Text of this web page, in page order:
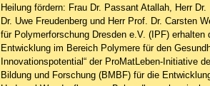
Heilung fördern: Frau Dr. Passant Atallah, Herr
Dr. Uwe Freudenberg und Herr Prof. Dr. Carsten
für Polymerforschung Dresden e.V. (IPF) erhalten
Entwicklung im Bereich Polymere für den
Innovationspotential“ der ProMatLeben-Initiative
Bildung und Forschung (BMBF) für die